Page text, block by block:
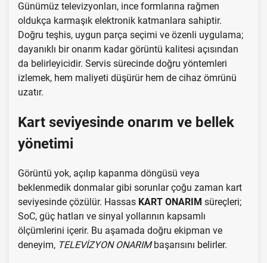
Günümüz televizyonları, ince formlarına rağmen
oldukça karmaşık elektronik katmanlara sahiptir.
Doğru teşhis, uygun parça seçimi ve özenli uygulama;
dayanıklı bir onarım kadar görüntü kalitesi açısından
da belirleyicidir. Servis sürecinde doğru yöntemleri
izlemek, hem maliyeti düşürür hem de cihaz ömrünü
uzatır.
Kart seviyesinde onarım ve bellek
yönetimi
Görüntü yok, açılıp kapanma döngüsü veya
beklenmedik donmalar gibi sorunlar çoğu zaman kart
seviyesinde çözülür. Hassas KART ONARIM süreçleri;
SoC, güç hatları ve sinyal yollarının kapsamlı
ölçümlerini içerir. Bu aşamada doğru ekipman ve
deneyim, TELEVİZYON ONARIMbaşarısını belirler.